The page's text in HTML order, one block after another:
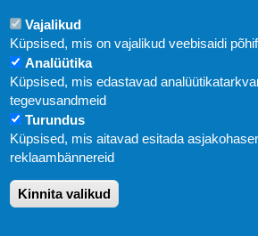
Uudised
KIRJASTUS PEGASUS
Paldiski mnt. 29 (A korpus VI
Vajalikud
Küpsised, mis on vajalikud veebisaidi
Analüütika
Küpsised, mis edastavad
tegevusandmeid
Turundus
Küpsised, mis aitavad esitada
reklaambännereid
Kinnita valikud